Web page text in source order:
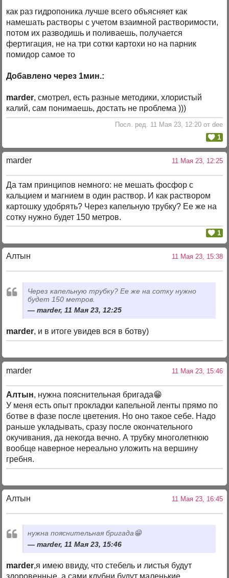
как раз гидропоника лучше всего объясняет как
намешать растворы с учетом взаимной растворимости,
потом их разводишь и поливаешь, получается
фертигация, не на три сотки картохи но на парник
помидор самое то
Добавлено через 1мин.:
marder, смотрел, есть разные методики, хлористый
калий, сам понимаешь, достать не проблема )))
Посл. ред. 11 Мая 23, 12:20 от dee
1
marder 11 Мая 23, 12:25
Да там принципов немного: не мешать фосфор с
кальцием и магнием в один раствор. И как раствором
картошку удобрять? Через капельную трубку? Ее же на
сотку нужно будет 150 метров.
1
Алтын 11 Мая 23, 15:38
Через капельную трубку? Ее же на сотку нужно
будет 150 метров.
marder, 11 Мая 23, 12:25
marder, и в итоге увидев вся в ботву)
marder 11 Мая 23, 15:46
Алтын, нужна пояснительная бригада😁
У меня есть опыт прокладки капельной ленты прямо по
ботве в фазе после цветения. Но оно такое себе. Надо
раньше укладывать, сразу после окончательного
окучивания, да некогда вечно. А трубку многолетнюю
вообще наверное нереально уложить на вершину
гребня.
Алтын 11 Мая 23, 16:45
нужна пояснительная бригада😁
marder, 11 Мая 23, 15:46
marder,я имею ввиду, что стебель и листья будут
здоровенные, а сами клубни будут маленькие